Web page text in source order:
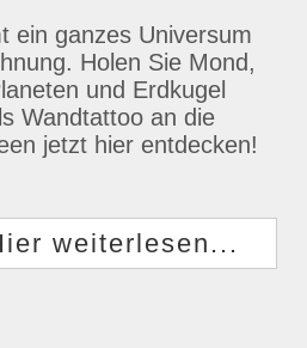
ein ganzes Universum
Holen Sie Mond,
und Erdkugel
Wandtattoo an die
jetzt hier entdecken!
weiterlesen...